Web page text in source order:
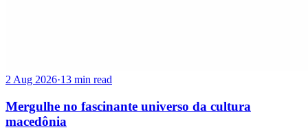
2 Aug 2026·13 min read
Mergulhe no fascinante universo da cultura
macedônia